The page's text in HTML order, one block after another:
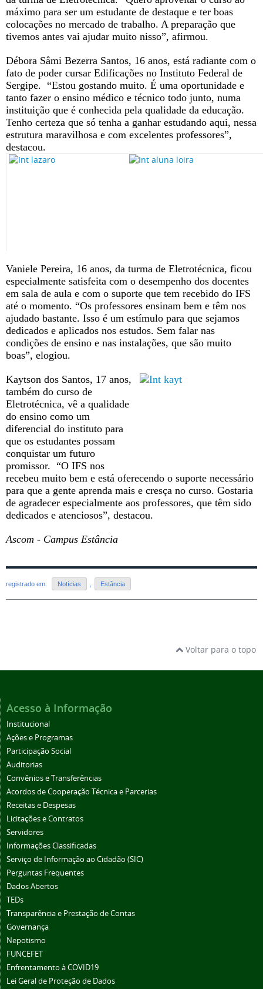
máximo para ser um estudante de destaque e ter boas
colocações no mercado de trabalho. A preparação que
tivemos antes vai ajudar muito nisso”, afirmou.
Débora Sâmi Bezerra Santos, 16 anos, está radiante com o
fato de poder cursar Edificações no Instituto Federal de
Sergipe. “Estou gostando muito. É uma oportunidade e
tanto fazer o ensino médico e técnico todo junto, numa
instituição que é conhecida pela qualidade da educação.
Tenho certeza que só tenha a ganhar estudando aqui, nessa
estrutura maravilhosa e com excelentes professores”,
destacou.
Vaniele Pereira, 16 anos, da turma de Eletrotécnica, ficou
especialmente satisfeita com o desempenho dos docentes
em sala de aula e com o suporte que tem recebido do IFS
até o momento. “Os professores ensinam bem e têm nos
ajudado bastante. Isso é um estímulo para que sejamos
dedicados e aplicados nos estudos. Sem falar nas
condições de ensino e nas instalações, que são muito
boas”, elogiou.
Kaytson dos Santos, 17 anos,
também do curso de
Eletrotécnica, vê a qualidade
do ensino como um
diferencial do instituto para
que os estudantes possam
conquistar um futuro
promissor. “O IFS nos
recebeu muito bem e está oferecendo o suporte necessário
para que a gente aprenda mais e cresça no curso. Gostaria
de agradecer especialmente aos professores, que têm sido
dedicados e atenciosos”, destacou.
Ascom - Campus Estância
registrado em: Notícias Estância
Voltar para o topo
Acesso à Informação
Institucional
Ações e Programas
Participação Social
Auditorias
Convênios e Transferências
Acordos de Cooperação Técnica e Parcerias
Receitas e Despesas
Licitações e Contratos
Servidores
Informações Classificadas
Serviço de Informação ao Cidadão (SIC)
Perguntas Frequentes
Dados Abertos
TEDs
Transparência e Prestação de Contas
Governança
Nepotismo
FUNCEFET
Enfrentamento à COVID19
Lei Geral de Proteção de Dados